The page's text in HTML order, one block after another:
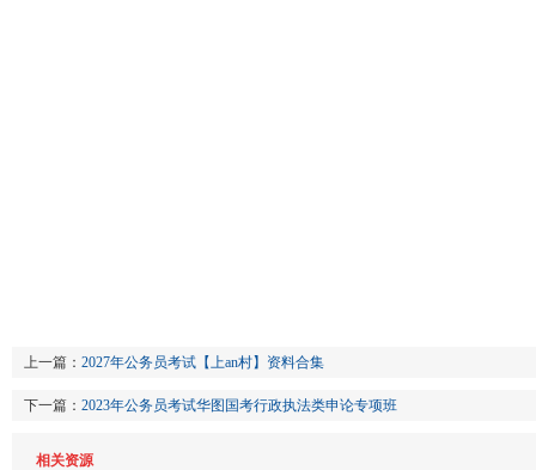
上一篇： 2027年公务员考试【上an村】资料合集
下一篇： 2023年公务员考试华图国考行政执法类申论专项班
相关资源